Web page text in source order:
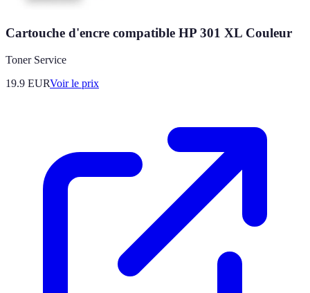
Cartouche d'encre compatible HP 301 XL Couleur
Toner Service
19.9 EURVoir le prix